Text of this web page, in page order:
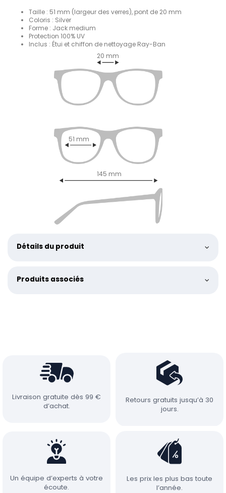
Taille : 51 mm (largeur des verres), pont de 20 mm
Coloris : Silver
Forme : Jack medium
Protection 100% UV
Inclus : Étui et chiffon de nettoyage Ray-Ban
20 mm
51 mm
145 mm
Détails du produit
Produits associés
Livraison gratuite dès 99 €
d’achat.
Retours gratuits jusqu’à 30
jours.
Un équipe d’experts à votre
écoute.
Les prix les plus bas toute
l’année.